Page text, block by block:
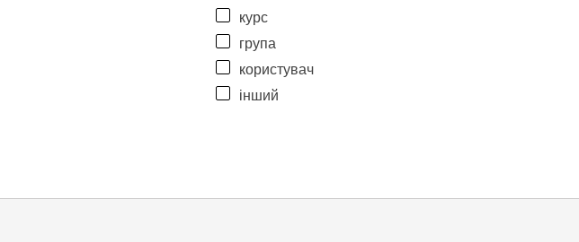
курс
група
користувач
інший